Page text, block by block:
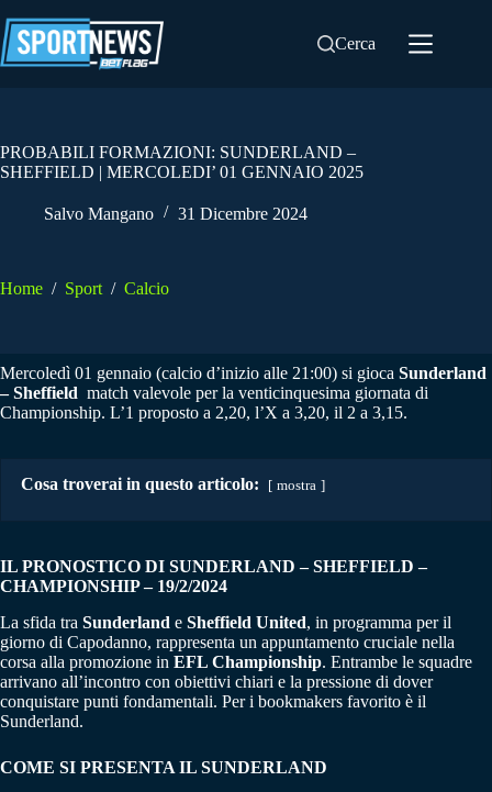
al
contenuto
Cerca
PROBABILI FORMAZIONI: SUNDERLAND –
SHEFFIELD | MERCOLEDI’ 01 GENNAIO 2025
Salvo Mangano 31 Dicembre 2024
Home / Sport / Calcio
Mercoledì 01 gennaio (calcio d’inizio alle 21:00) si gioca Sunderland
– Sheffield match valevole per la venticinquesima giornata di
Championship. L’1 proposto a 2,20, l’X a 3,20, il 2 a 3,15.
Cosa troverai in questo articolo: mostra
IL PRONOSTICO DI SUNDERLAND – SHEFFIELD –
CHAMPIONSHIP – 19/2/2024
La sfida tra Sunderland e Sheffield United, in programma per il
giorno di Capodanno, rappresenta un appuntamento cruciale nella
corsa alla promozione in EFL Championship. Entrambe le squadre
arrivano all’incontro con obiettivi chiari e la pressione di dover
conquistare punti fondamentali. Per i bookmakers favorito è il
Sunderland.
COME SI PRESENTA IL SUNDERLAND